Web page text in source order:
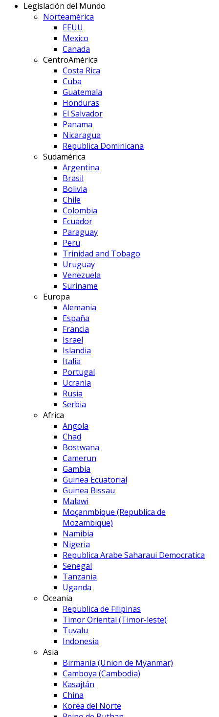
Legislación del Mundo
Norteamérica
EEUU
Mexico
Canada
CentroAmérica
Costa Rica
Cuba
Guatemala
Honduras
El Salvador
Panama
Nicaragua
Republica Dominicana
Sudamérica
Argentina
Brasil
Bolivia
Chile
Colombia
Ecuador
Paraguay
Peru
Trinidad and Tobago
Uruguay
Venezuela
Suriname
Europa
Alemania
España
Francia
Israel
Islandia
Italia
Portugal
Ucrania
Rusia
Serbia
Africa
Angola
Chad
Bostwana
Camerun
Gambia
Guinea Ecuatorial
Guinea Bissau
Malawi
Moçanmbique (Republica de
Mozambique)
Namibia
Nigeria
Republica Arabe Saharaui Democratica
Senegal
Tanzania
Uganda
Oceania
Republica de Filipinas
Timor Oriental (Timor-leste)
Tuvalu
Indonesia
Asia
Birmania (Union de Myanmar)
Camboya (Cambodia)
Kasajtán
China
Korea del Norte